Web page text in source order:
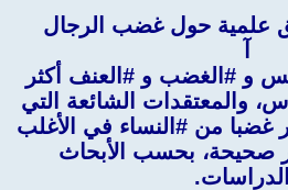
علمية حول غضب الرجال
و #الغضب و #العنف أكثر
والمعتقدات الشائعة التي
غضبا من #النساء في الأغلب
صحيحة، بحسب الأبحاث